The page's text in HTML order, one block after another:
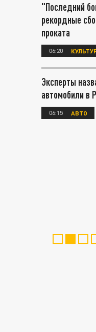
"Последний
рекордные
проката
06:20
Эксперты
автомобили в
06:15 АВТО